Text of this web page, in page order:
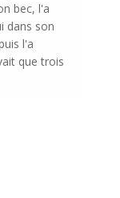
bec, l'a
dans son
l'a
que trois